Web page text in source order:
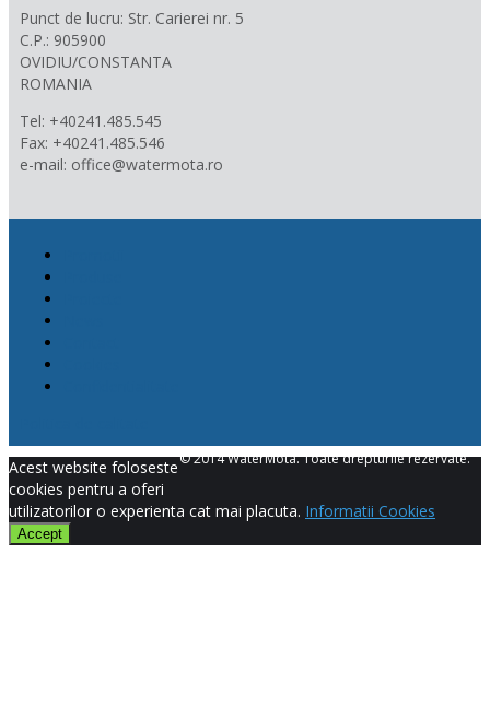
Punct de lucru: Str. Carierei nr. 5
C.P.: 905900
OVIDIU/CONSTANTA
ROMANIA
Tel: +40241.485.545
Fax: +40241.485.546
e-mail: office@watermota.ro
© 2014 WaterMota. Toate drepturile rezervate.
Acest website foloseste
cookies pentru a oferi
utilizatorilor o experienta cat mai placuta. Informatii Cookies
Accept